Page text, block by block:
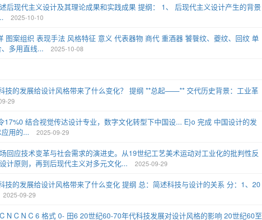
后现代主义设计及其理论成果和实践成果 提纲： 1、 后现代主义设计产生的背景
2025-10-10
案组织 表现手法 风格特征 意义 代表器物 商代 重酒器 饕餮纹、夔纹、回纹 单
多用直线...
2025-10-08
技的发展给设计风格带来了什么变化？ 提纲 **总起——** 交代历史背景：工业革
29
结合视觉传达设计专业，数字文化转型下中国设... E}o 完成 中国设计的发
用的...
2025-09-29
回应技术变革与社会需求的演进史。从19世纪工艺美术运动对工业化的批判性反
计原则，再到后现代主义对多元文化...
2025-09-29
技的发展给设计风格带来了什么变化 提纲 总：简述科技与设计的关系 分：1、20
2025-09-29
N C N C 6 格式 0- 田6 20世纪60-70年代科技发展对设计风格的影响 20世纪60至